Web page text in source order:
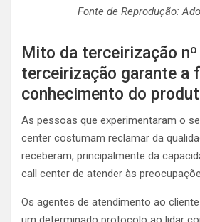
Fonte de Reprodução:
Mito da terceirização nº
terceirização garante a
conhecimento do
As pessoas que experimentaram o
center costumam reclamar da
receberam, principalmente da
call center de atender às
Os agentes de atendimento ao